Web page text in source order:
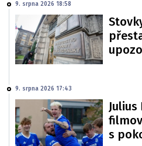
9. srpna 2026 18:58
9. srpna 2026 17:43
s